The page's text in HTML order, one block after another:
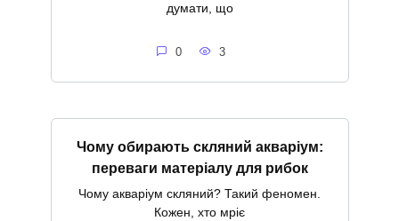
думати, що
0 3
Чому обирають скляний акваріум:
переваги матеріалу для рибок
Чому акваріум скляний? Такий феномен.
Кожен, хто мріє